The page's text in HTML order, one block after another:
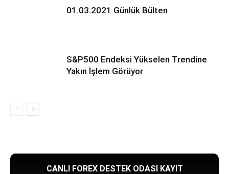
01.03.2021 Günlük Bülten
S&P500 Endeksi Yükselen Trendine
Yakın İşlem Görüyor
CANLI FOREX DESTEK ODASI KAYIT